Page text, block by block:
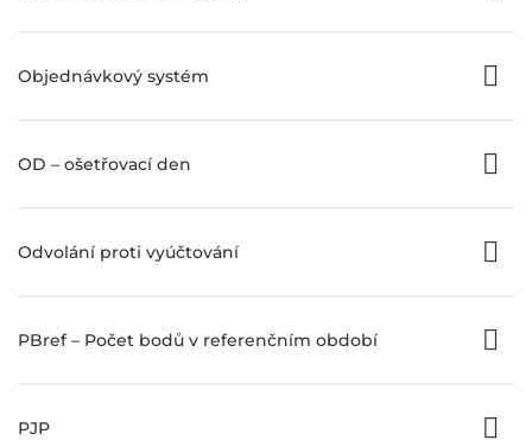
Objednávkový systém
OD – ošetřovací den
Odvolání proti vyúčtování
PBref – Počet bodů v referenčním období
PJP